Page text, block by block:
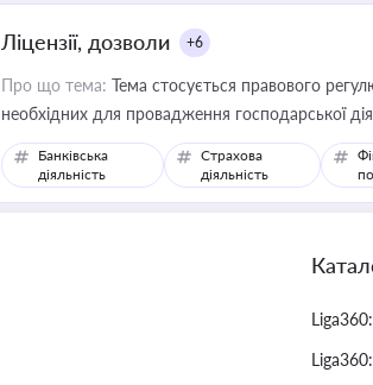
Ліцензії, дозволи +6
Про що тема: Тема стосується правового
необхідних для провадження господарської
Банківська
діяльність
Страхова
діяльність